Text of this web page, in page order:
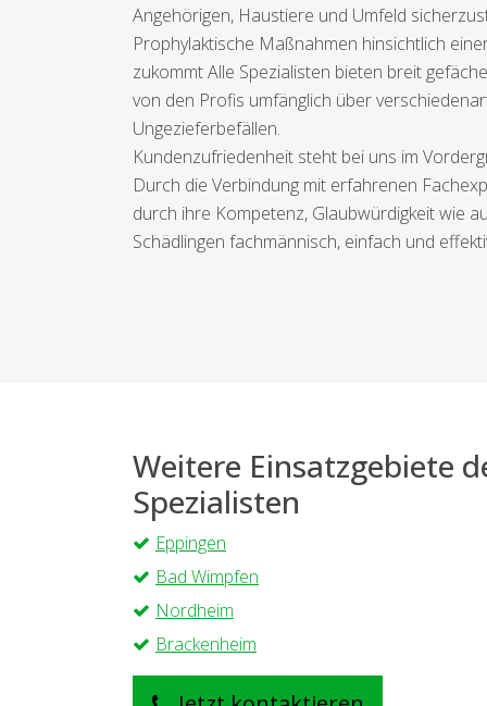
Angehörigen, Haustiere und Umfeld
Prophylaktische Maßnahmen hinsichtlich
zukommt Alle Spezialisten bieten breit
von den Profis umfänglich über
Ungezieferbefällen.
Kundenzufriedenheit steht bei uns im
Durch die Verbindung mit erfahrenen
durch ihre Kompetenz, Glaubwürdigkeit wie
Schädlingen fachmännisch, einfach und
Weitere Einsatzgebiete
Spezialisten
Eppingen
Bad Wimpfen
Nordheim
Brackenheim